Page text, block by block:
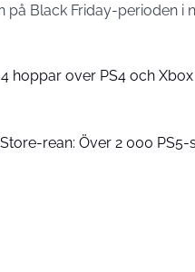
Black Friday-perioden i
hoppar over PS4 och
rean: Över 2 000